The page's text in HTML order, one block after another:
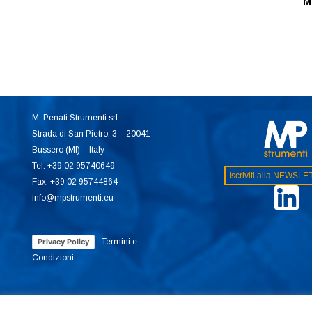
M. Penati Strumenti srl
Strada di San Pietro, 3 – 20041
Bussero (MI) – Italy
Tel. +39 02 95740649
Fax. +39 02 95744864
info@mpstrumenti.eu
Privacy Policy -Termini e
Condizioni
Iscriviti alla